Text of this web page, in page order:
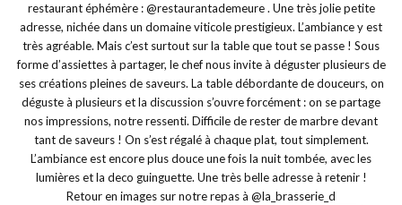
Retour en images sur notre repas à @la_brasserie_d